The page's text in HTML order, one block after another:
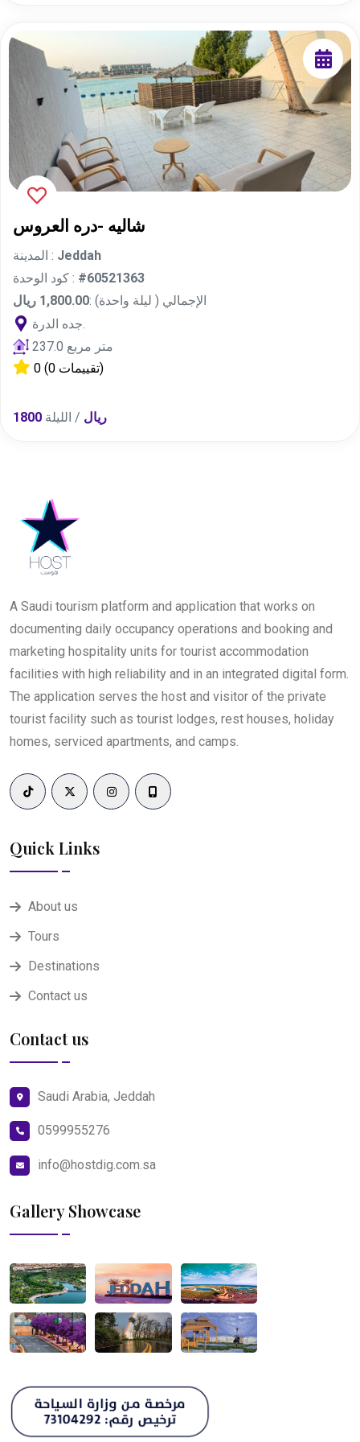
عدد الأسرة الماستر
عدد دورات المياة
شاليه -دره العروس
المدينة : Jeddah
كود الوحدة : #60521363
الإجمالي ( ليلة واحدة) :1,800.00 ريال
237.0 متر مربع
0
(0 تقييمات)
1800 ريال / الليلة
A Saudi tourism platform and application that works on
documenting daily occupancy operations and booking and
marketing hospitality units for tourist accommodation
facilities with high reliability and in an integrated digital form.
The application serves the host and visitor of the private
tourist facility such as tourist lodges, rest houses, holiday
homes, serviced apartments, and camps.
Quick Links
About us
Tours
Destinations
Contact us
Contact us
Saudi Arabia, Jeddah
0599955276
info@hostdig.com.sa
Gallery Showcase